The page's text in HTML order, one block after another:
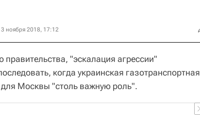
ноября 2018, 17:12
"эскалация агрессии"
когда украинская газотранспортная
для Москвы "столь важную роль".